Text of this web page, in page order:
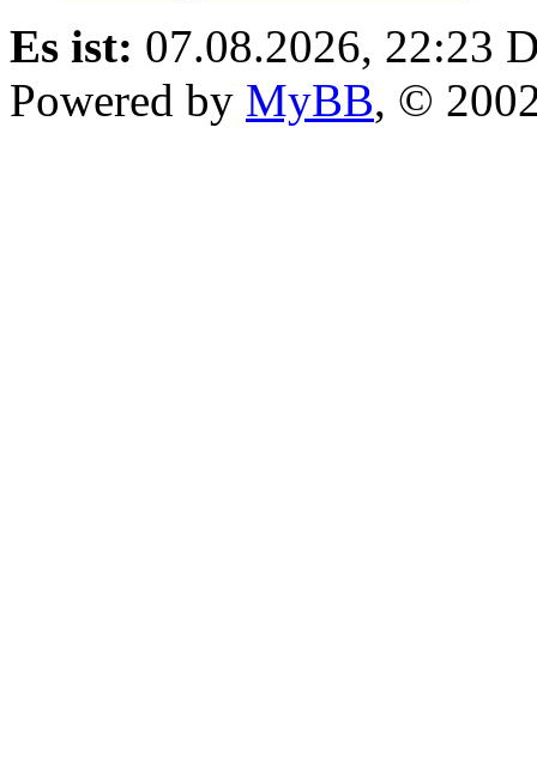
Es ist: 07.08.2026, 22:23
Powered by MyBB, ©